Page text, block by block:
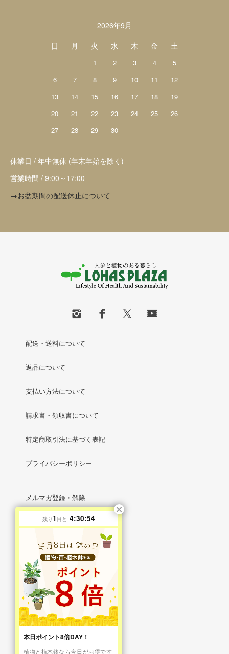
2026年9月
日
月 火 水 木 金 土
1 2 3 4
5
6
7 8 9 10 11
12
13
14 15 16 17 18
19
20
21 22 23 24 25
26
27
28 29 30
休業日 / 年中無休 (年末年始を除く)
営業時間 / 9:00～17:00
→お盆期間の配送休止について
配送・送料について
返品について
支払い方法について
請求書・領収書について
特定商取引法に基づく表記
プライバシーポリシー
メルマガ登録・解除
/ATOM
マイアカウント
新規会員登録
ログイン
お問い合わせ
残り 1 日と 4:30:53
本日ポイント8倍DAY！
植物と植木鉢なら今日がお得です